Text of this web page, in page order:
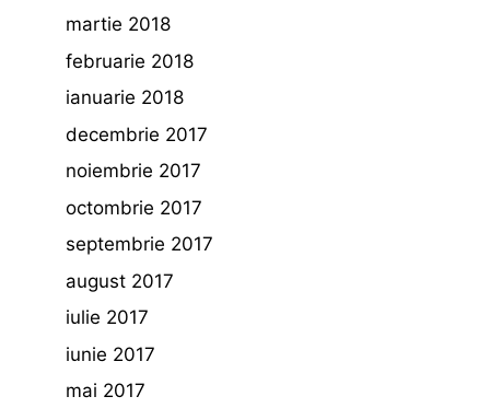
martie 2018
februarie 2018
ianuarie 2018
decembrie 2017
noiembrie 2017
octombrie 2017
septembrie 2017
august 2017
iulie 2017
iunie 2017
mai 2017